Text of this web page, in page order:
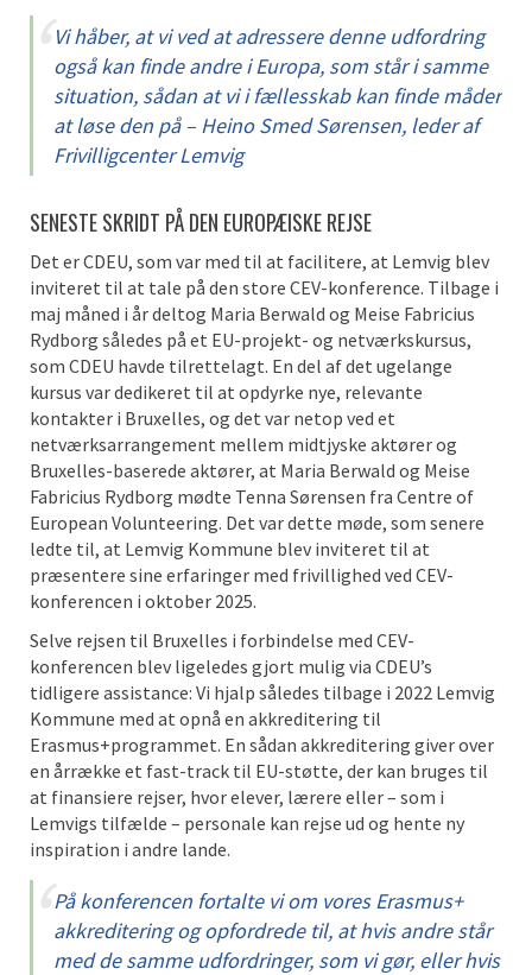
Vi håber, at vi ved at adressere denne udfordring
også kan finde andre i Europa, som står i samme
situation, sådan at vi i fællesskab kan finde måder
at løse den på – Heino Smed Sørensen, leder af
Frivilligcenter Lemvig
SENESTE SKRIDT PÅ DEN EUROPÆISKE REJSE
Det er CDEU, som var med til at facilitere, at Lemvig blev
inviteret til at tale på den store CEV-konference. Tilbage i
maj måned i år deltog Maria Berwald og Meise Fabricius
Rydborg således på et EU-projekt- og netværkskursus,
som CDEU havde tilrettelagt. En del af det ugelange
kursus var dedikeret til at opdyrke nye, relevante
kontakter i Bruxelles, og det var netop ved et
netværksarrangement mellem midtjyske aktører og
Bruxelles-baserede aktører, at Maria Berwald og Meise
Fabricius Rydborg mødte Tenna Sørensen fra Centre of
European Volunteering. Det var dette møde, som senere
ledte til, at Lemvig Kommune blev inviteret til at
præsentere sine erfaringer med frivillighed ved CEV-
konferencen i oktober 2025.
Selve rejsen til Bruxelles i forbindelse med CEV-
konferencen blev ligeledes gjort mulig via CDEU’s
tidligere assistance: Vi hjalp således tilbage i 2022 Lemvig
Kommune med at opnå en akkreditering til
Erasmus+programmet. En sådan akkreditering giver over
en årrække et fast-track til EU-støtte, der kan bruges til
at finansiere rejser, hvor elever, lærere eller – som i
Lemvigs tilfælde – personale kan rejse ud og hente ny
inspiration i andre lande.
På konferencen fortalte vi om vores Erasmus+
akkreditering og opfordrede til, at hvis andre står
med de samme udfordringer, som vi gør, eller hvis